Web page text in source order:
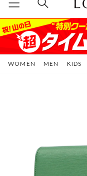
WOMEN MEN KIDS